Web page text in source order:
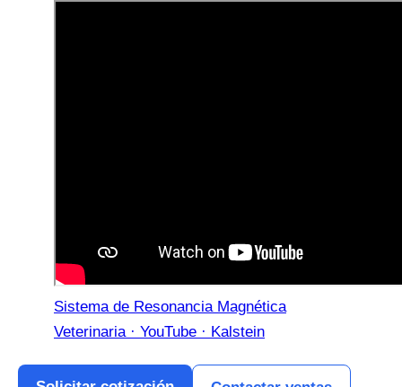
Sistema de Resonancia Magnética
Veterinaria · YouTube · Kalstein